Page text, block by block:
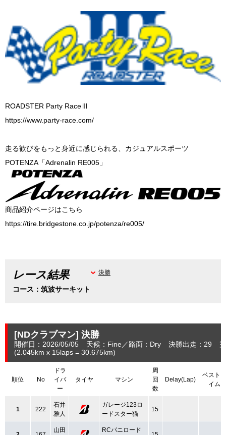
ROADSTER Party RaceⅢ
https://www.party-race.com/
走る歓びをもっと身近に感じられる、カジュアルスポーツ
POTENZA「Adrenalin RE005」
商品紹介ページはこちら
https://tire.bridgestone.co.jp/potenza/re005/
レース結果
コース：筑波サーキット
決勝
[NDクラブマン] 決勝
開催日：2026/05/05 天候：Fine 路面：Dry 決勝出走：29
(2.045km x 15laps = 30.675km)
順位 No
ドラ
イバ
ー
タイヤ マシン
周
回
数
Delay(Lap)
ベストタ
イム
1 222
石井
雅人
ガレージ123ロ
ードスター猫
15
山田 RCパニロード